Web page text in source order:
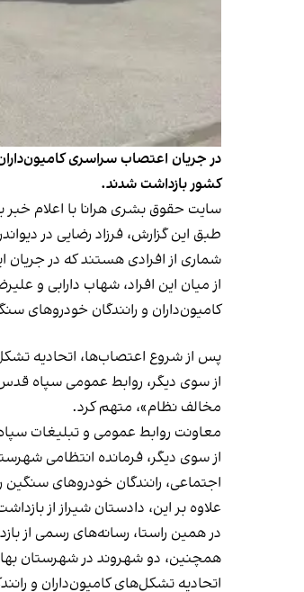
کشور بازداشت شدند.
سایت حقوق بشری هرانا با اعلام خبر
طبق این گزارش، فرزاد رضایی در
شماری از افرادی هستند که در
از میان این افراد، شهاب دارابی و
کامیون‌داران و رانندگان خودروهای
پس از شروع اعتصاب‌ها، اتحادیه تشکل‌های کامیون‌داران و
از سوی دیگر، روابط عمومی سپاه
مخالف نظام»، متهم کرد.
معاونت روابط عمومی و تبلیغات سپاه
از سوی دیگر، فرمانده انتظامی
اجتماعی، رانندگان خودروهای سنگین
علاوه بر این، دادستان شیراز از
در همین راستا، رسانه‌های رسمی از بازداشت و انتقال به زندان ۹ شهروند در استان قزوین
همچنین، دو شهروند در شهرستان